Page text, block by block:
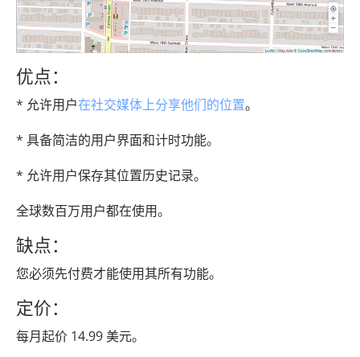
优点：
* 允许用户在社交媒体上分享他们的位置。
* 具备简洁的用户界面和计时功能。
* 允许用户保存其位置历史记录。
全球数百万用户都在使用。
缺点：
您必须先付费才能使用其所有功能。
定价：
每月起价 14.99 美元。